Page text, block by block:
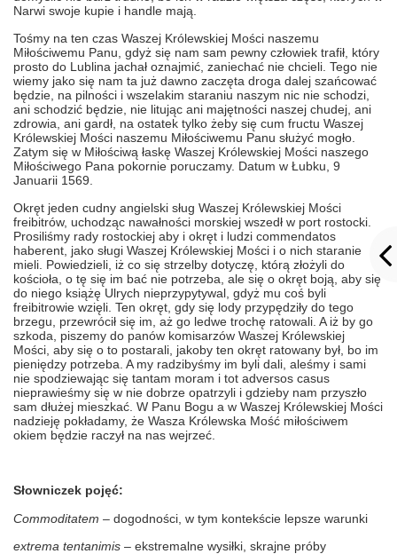
Narwi swoje kupie i handle mają.
Tośmy na ten czas Waszej Królewskiej Mości naszemu
Miłościwemu Panu, gdyż się nam sam pewny człowiek trafił, który
prosto do Lublina jachał oznajmić, zaniechać nie chcieli. Tego nie
wiemy jako się nam ta już dawno zaczęta droga dalej szańcować
będzie, na pilności i wszelakim staraniu naszym nic nie schodzi,
ani schodzić będzie, nie litując ani majętności naszej chudej, ani
zdrowia, ani gardł, na ostatek tylko żeby się cum fructu Waszej
Królewskiej Mości naszemu Miłościwemu Panu służyć mogło.
Zatym się w Miłościwą łaskę Waszej Królewskiej Mości naszego
Miłościwego Pana pokornie poruczamy. Datum w Łubku, 9
Januarii 1569.
Okręt jeden cudny angielski sług Waszej Królewskiej Mości
freibitrów, uchodząc nawałności morskiej wszedł w port rostocki.
Prosiliśmy rady rostockiej aby i okręt i ludzi commendatos
haberent, jako sługi Waszej Królewskiej Mości i o nich staranie
mieli. Powiedzieli, iż co się strzelby dotyczę, którą złożyli do
kościoła, o tę się im bać nie potrzeba, ale się o okręt boją, aby się
do niego książę Ulrych nieprzypytywal, gdyż mu coś byli
freibitrowie wzięli. Ten okręt, gdy się lody przypędziły do tego
brzegu, przewrócił się im, aż go ledwe trochę ratowali. A iż by go
szkoda, piszemy do panów komisarzów Waszej Królewskiej
Mości, aby się o to postarali, jakoby ten okręt ratowany był, bo im
pieniędzy potrzeba. A my radzibyśmy im byli dali, aleśmy i sami
nie spodziewając się tantam moram i tot adversos casus
nieprawieśmy się w nie dobrze opatrzyli i gdzieby nam przyszło
sam dłużej mieszkać. W Panu Bogu a w Waszej Królewskiej Mości
nadzieję pokładamy, że Wasza Królewska Mość miłościwem
okiem będzie raczył na nas wejrzeć.
Słowniczek pojęć:
Commoditatem – dogodności, w tym kontekście lepsze warunki
extrema tentanimis – ekstremalne wysiłki, skrajne próby